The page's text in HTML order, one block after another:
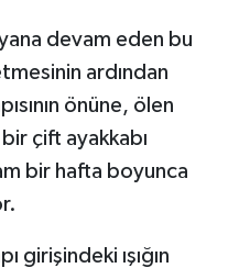
devam eden bu
ardından
önüne, ölen
çift ayakkabı
bir hafta boyunca
girişindeki ışığın